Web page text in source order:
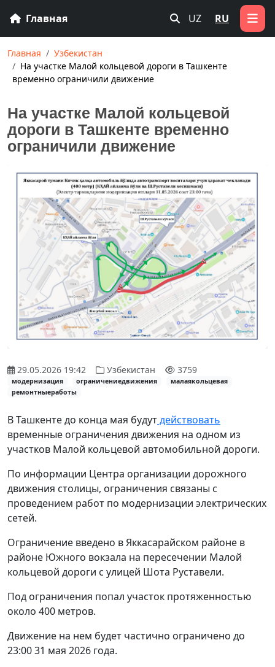
Главная UZ RU
Главная
Узбекистан
На участке Малой кольцевой дороги в Ташкенте
временно ограничили движение
На участке Малой кольцевой
дороги в Ташкенте временно
ограничили движение
29.05.2026 19:42 Узбекистан 3759
модернизация ограничениедвижения
малаякольцевая
ремонтныеработы
В Ташкенте до конца мая будутдействовать
временные ограничения движения на одном из
участков Малой кольцевой автомобильной дороги.
По информации Центра организации дорожного
движения столицы, ограничения связаны с
проведением работ по модернизации электрических
сетей.
Ограничение введено в Яккасарайском районе в
районе Южного вокзала на пересечении Малой
кольцевой дороги с улицей Шота Руставели.
Под ограничения попал участок протяженностью
около 400 метров.
Движение на нем будет частично ограничено до
23:00 31 мая 2026 года.